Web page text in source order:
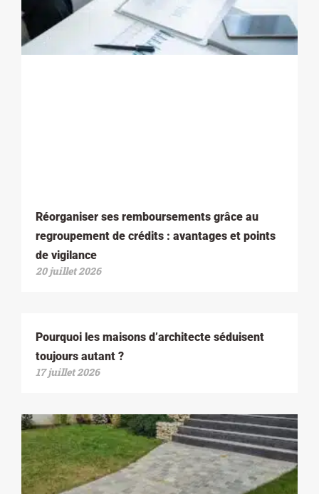
Réorganiser ses remboursements grâce au
regroupement de crédits : avantages et points
de vigilance
20 juillet 2026
Pourquoi les maisons d’architecte séduisent
toujours autant ?
17 juillet 2026